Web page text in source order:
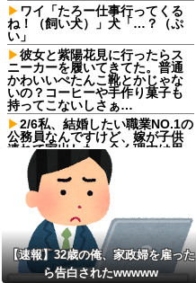
ワイ「たろー仕事行ってくる
ね！（飼い犬）」犬「…？（ぷ
い」
彼女と紫陽花見に行ったらス
ニーカーを履いてきてた。普通
かわいいぺたんこ靴とかじゃな
いの？コーヒーや手作り菓子も
持ってこないしさぁ…
2/6私、結婚したい職業NO.1の
公務員なんですけど、嫁が子供
連れて家出した。全く理由は思
いつかないけど強いてあげると
すれば母のせいかもしれない。
嫁のせいでアトピー悪化しそう
【驚愕】 新幹線じゃなく『帰
省費4000円』安くなる在来線で
帰省した結果ｗｗｗｗｗ
【しまった…】 コトメに追い
出されたトメと二世帯住宅を建
【速報】32歳の俺、家政婦を雇った
ら告白されたwwwww